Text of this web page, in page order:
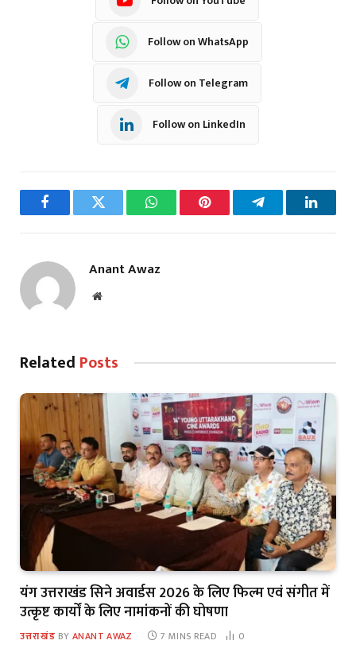
Follow on WhatsApp
Follow on Telegram
Follow on LinkedIn
FacebookTwitter WhatsAppPinterest Telegram
Anant Awaz
Website
Related Posts
यंग उत्तराखंड सिने अवार्डस 2026 के लिए फिल्म एवं संगीत में
उत्कृष्ट कार्यों के लिए नामांकनों की घोषणा
उत्तराखंड BY ANANT AWAZ 7 MINS READ 0